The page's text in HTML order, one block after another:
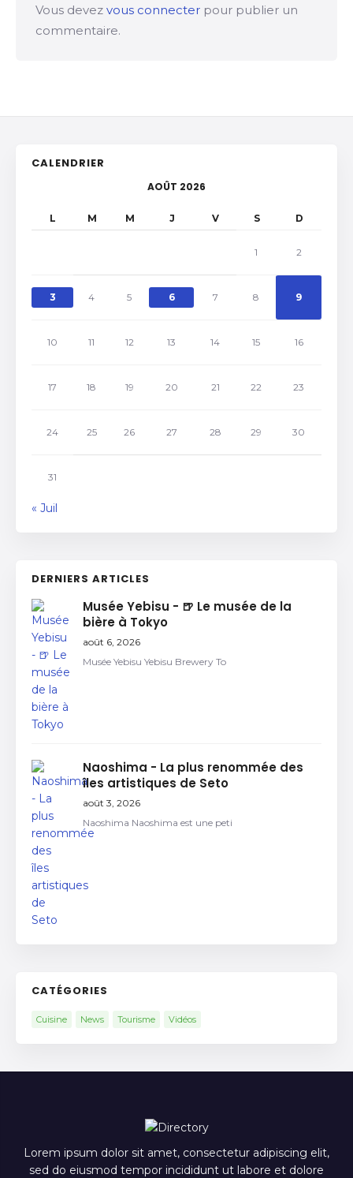
Vous devez vous connecter pour publier un
commentaire.
CALENDRIER
AOÛT 2026
L M M J V S D
1 2
3 4 5 6 7 8 9
10 11 12 13 14 15 16
17 18 19 20 21 22 23
24 25 26 27 28 29 30
31
« Juil
DERNIERS ARTICLES
Musée Yebisu - 🍺 Le musée de la
bière à Tokyo
août 6, 2026
Musée Yebisu Yebisu Brewery To
Naoshima - La plus renommée des
îles artistiques de Seto
août 3, 2026
Naoshima Naoshima est une peti
CATÉGORIES
Cuisine News Tourisme Vidéos
Lorem ipsum dolor sit amet, consectetur adipiscing elit,
sed do eiusmod tempor incididunt ut labore et dolore